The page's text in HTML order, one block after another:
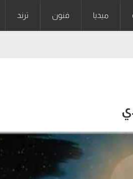
ميديا فنون ترند